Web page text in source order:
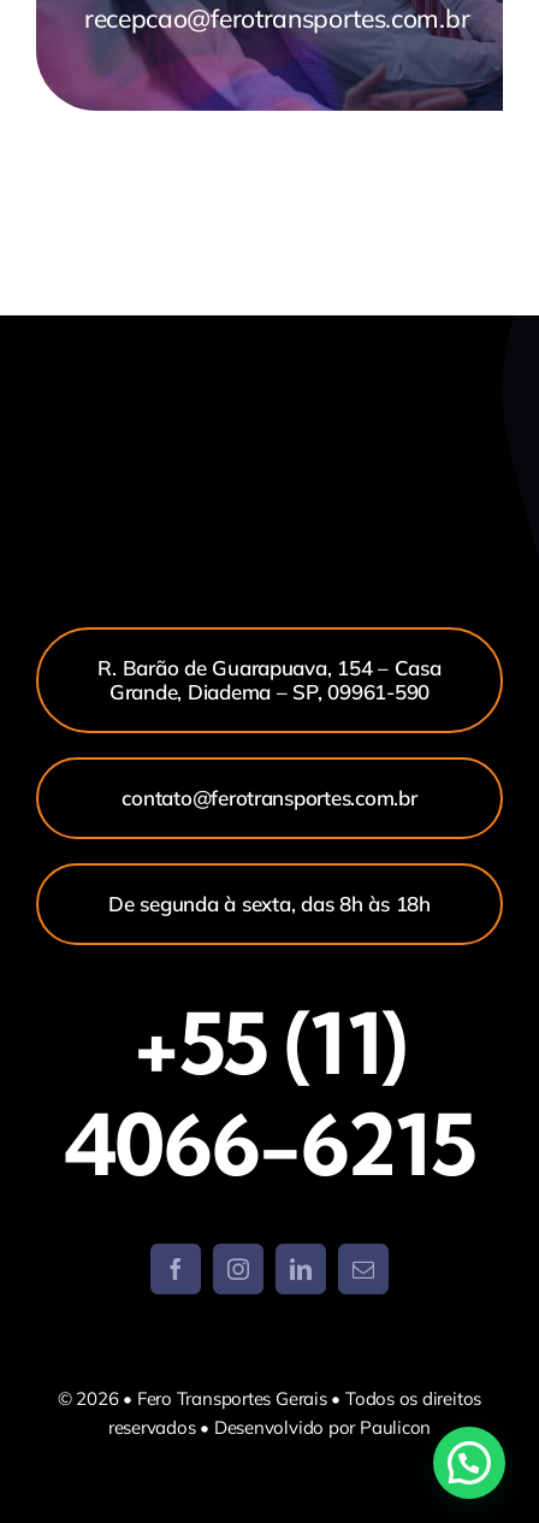
recepcao@ferotransportes.com.br
R. Barão de Guarapuava, 154 – Casa
Grande, Diadema – SP, 09961-590
contato@ferotransportes.com.br
De segunda à sexta, das 8h às 18h
+55 (11)
4066-6215
© 2026 • Fero Transportes Gerais • Todos os direitos
reservados • Desenvolvido por Paulicon